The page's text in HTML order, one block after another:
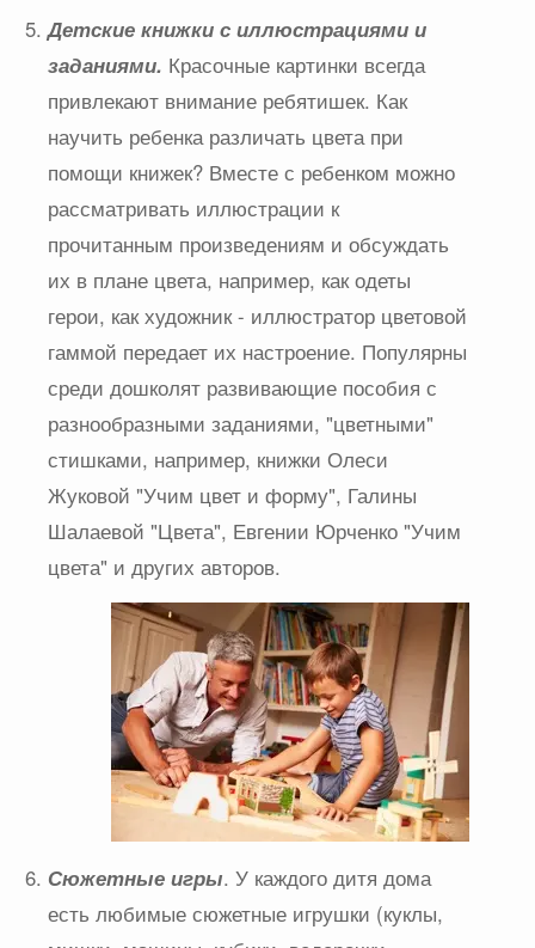
Детские книжки с иллюстрациями и
заданиями. Красочные картинки всегда
привлекают внимание ребятишек. Как
научить ребенка различать цвета при
помощи книжек? Вместе с ребенком можно
рассматривать иллюстрации к
прочитанным произведениям и обсуждать
их в плане цвета, например, как одеты
герои, как художник - иллюстратор цветовой
гаммой передает их настроение. Популярны
среди дошколят развивающие пособия с
разнообразными заданиями, "цветными"
стишками, например, книжки Олеси
Жуковой "Учим цвет и форму", Галины
Шалаевой "Цвета", Евгении Юрченко "Учим
цвета" и других авторов.
Сюжетные игры. У каждого дитя дома
есть любимые сюжетные игрушки (куклы,